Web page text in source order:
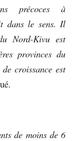
précoces à
dans le sens. Il
Nord-Kivu est
provinces du
croissance est
de moins de 6